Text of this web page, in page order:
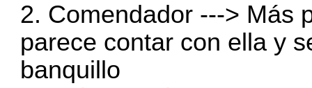
2. Comendador ---> Más
parece contar con ella y
banquillo